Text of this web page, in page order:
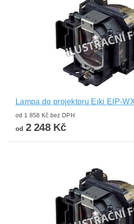
Lampa do projektoru Eiki EIP-
od 1 858 Kč bez DPH
od 2 248 Kč